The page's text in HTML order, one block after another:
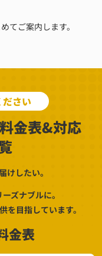
てご案内します。
ださい
金表&対応
けしたい。
ズナブルに。
を目指しています。
金表